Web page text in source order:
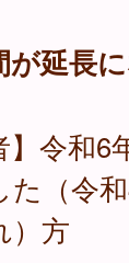
が延長
】令和
た（令
）方